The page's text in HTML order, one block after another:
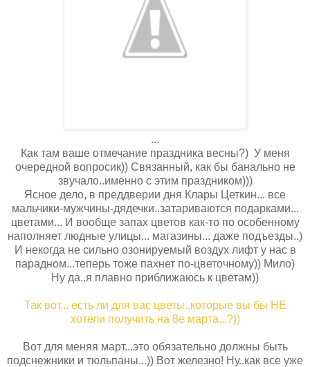
...
Как там ваше отмечание праздника весны?) У меня
очередной вопросик)) Связанный, как бы банально не
звучало..именно с этим праздником)))
Ясное дело, в преддверии дня Клары Цеткин... все
мальчики-мужчины-дядечки..затариваются подарками...
цветами... И вообще запах цветов как-то по особенному
наполняет людные улицы... магазины... даже подъезды..)
И некогда не сильно озонируемый воздух лифт у нас в
парадном...теперь тоже пахнет по-цветочному)) Мило)
Ну да..я плавно приближаюсь к цветам))
Так вот... есть ли для вас цветы..которые вы бы НЕ
хотели получить на 8е марта...?))
Вот для меняя март...это обязательно должны быть
подснежники и тюльпаны...)) Вот железно! Ну..как все уже